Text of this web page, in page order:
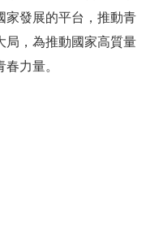
家發展的平台，推動青
局，為推動國家高質量
力量。